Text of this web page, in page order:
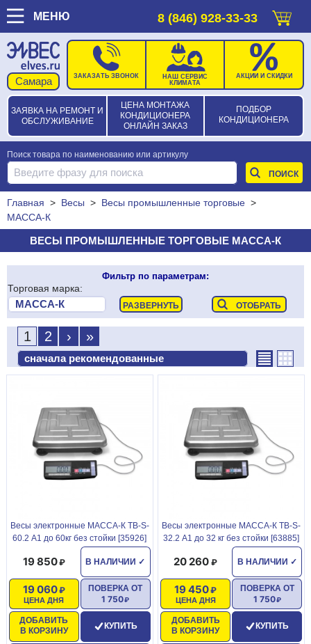
МЕНЮ 8 (846) 928-33-33
ЗАЯВКА НА РЕМОНТ И
ОБСЛУЖИВАНИЕ
ЦЕНА МОНТАЖА
КОНДИЦИОНЕРА
ОНЛАЙН ЗАКАЗ
ПОДБОР
КОНДИЦИОНЕРА
ЗАКАЗАТЬ ЗВОНОК
НАШ СЕРВИС
КЛИМАТА
АКЦИИ И СКИДКИ
Поиск товара по наименованию или артикулу
Главная > Весы > Весы промышленные торговые >
МАССА-К
ВЕСЫ ПРОМЫШЛЕННЫЕ ТОРГОВЫЕ МАССА-К
Фильтр по параметрам:
Торговая марка:
1 2 › »
Becы элeктpонные МАССА-К ТВ-S-
60.2 А1 до 60кг без стойки [35926]
В НАЛИЧИИ ✓
19 850
ЦЕНА ДНЯ
19 060
ДОБАВИТЬ
В КОРЗИНУ
ПОВЕРКА ОТ
1 750
КУПИТЬ
Becы элeктpонные МАССА-К ТВ-S-
32.2 А1 до 32 кг без стойки [63885]
В НАЛИЧИИ ✓
20 260
ЦЕНА ДНЯ
19 450
ДОБАВИТЬ
В КОРЗИНУ
ПОВЕРКА ОТ
1 750
КУПИТЬ